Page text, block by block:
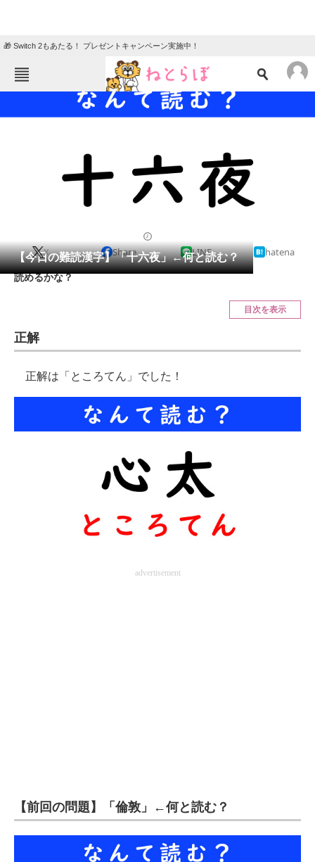
🎁 Switch 2もあたる！ プレゼントキャンペーン実施中！
ねとらぼメニュー
TOP ニュース
地域
教育・育児
会員記事
ITの今と未来を見通す
スマホと通信の最新トレンド
進化するPCとデバイスの未来
ビジネスと働き方のヒント
企業ITのトレンドを詳説
電子設計の基本と応用
建設×テクノロジーの最前線
【今日の難読漢字】「十六夜」←何と読む？
X Share LINE hatena
読めるかな？
目次を表示
正解
正解は「ところてん」でした！
advertisement
【前回の問題】「倫敦」←何と読む？